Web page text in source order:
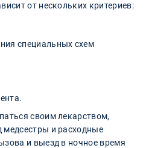
от нескольких критериев:
специальных схем
своим лекарством,
медсестры и расходные
и выезд в ночное время